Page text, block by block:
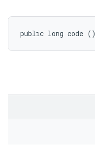
public long code ()